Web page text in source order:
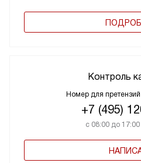
Контроль
Номер для
+7 (495)
с 08:00 до